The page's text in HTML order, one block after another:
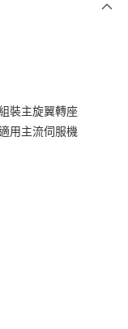
行
業銀行
行
21家銀行
業銀行
用卡公司
裝主旋翼轉座
用主流伺服機